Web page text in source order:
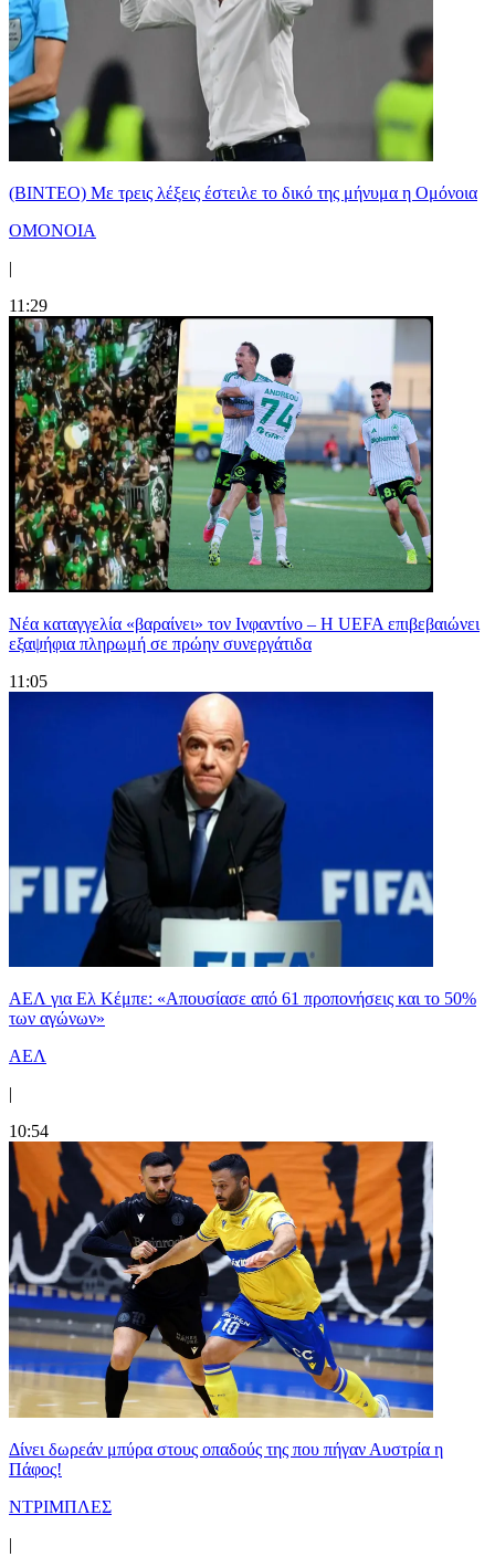
(ΒΙΝΤΕΟ) Με τρεις λέξεις έστειλε το δικό της μήνυμα η Ομόνοια
ΟΜΟΝΟΙΑ
|
11:29
Νέα καταγγελία «βαραίνει» τον Ινφαντίνο – Η UEFA επιβεβαιώνει
εξαψήφια πληρωμή σε πρώην συνεργάτιδα
11:05
ΑΕΛ για Ελ Κέμπε: «Απουσίασε από 61 προπονήσεις και το 50%
των αγώνων»
ΑΕΛ
|
10:54
Δίνει δωρεάν μπύρα στους οπαδούς της που πήγαν Αυστρία η
Πάφος!
ΝΤΡΙΜΠΛΕΣ
|